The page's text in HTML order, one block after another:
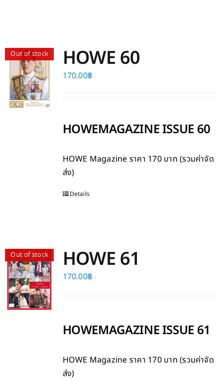
Out of stock HOWE 60
170.00฿
HOWEMAGAZINE ISSUE 60
HOWE Magazine ราคา 170 บาท (รวมค่าจัด
ส่ง)
Details
Out of stock HOWE 61
170.00฿
HOWEMAGAZINE ISSUE 61
HOWE Magazine ราคา 170 บาท (รวมค่าจัด
ส่ง)